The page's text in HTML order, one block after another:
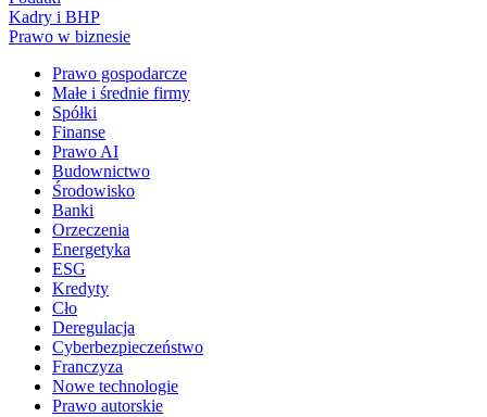
Kadry i BHP
Prawo w biznesie
Prawo gospodarcze
Małe i średnie firmy
Spółki
Finanse
Prawo AI
Budownictwo
Środowisko
Banki
Orzeczenia
Energetyka
ESG
Kredyty
Cło
Deregulacja
Cyberbezpieczeństwo
Franczyza
Nowe technologie
Prawo autorskie